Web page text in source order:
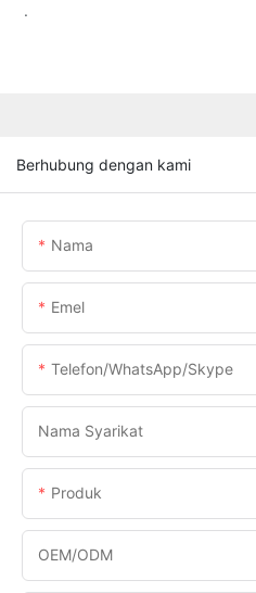
.
Berhubung dengan kami
Nama
Emel
Telefon/WhatsApp/Skype
Nama Syarikat
Produk
OEM/ODM